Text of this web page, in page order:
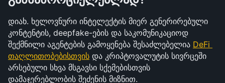
დიახ. ხელოვნური ინტელექტის მიერ გენერირებული
კონტენტის, deepfake-ების და საკომუნიკაციოდ
შექმნილი აგენტების გამოყენება შესაძლებელია DeFi
თაღლითობებისთვის და კრიპტოვალუტის სივრცეში
არსებული სხვა მსგავსი სქემებისთვის
დამაჯერებლობის შეძენის მიზნით.